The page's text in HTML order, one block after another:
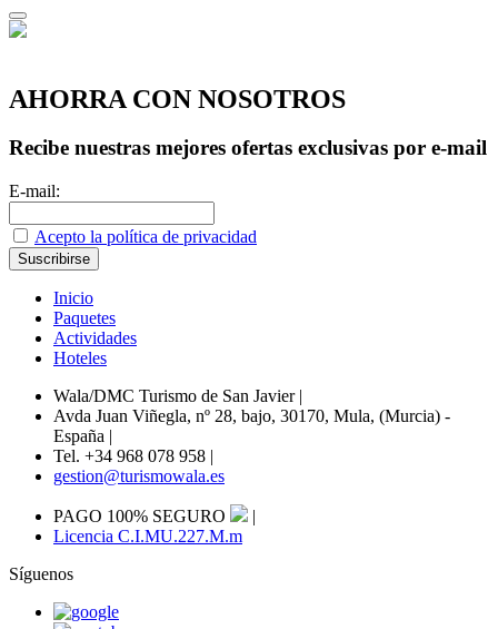
AHORRA CON NOSOTROS
Recibe nuestras mejores ofertas exclusivas por e-mail
E-mail:
Acepto la política de privacidad
Inicio
Paquetes
Actividades
Hoteles
Wala/DMC Turismo de San Javier |
Avda Juan Viñegla, nº 28, bajo, 30170, Mula, (Murcia) -
España |
Tel. +34 968 078 958 |
gestion@turismowala.es
PAGO 100% SEGURO
|
Licencia C.I.MU.227.M.m
Síguenos